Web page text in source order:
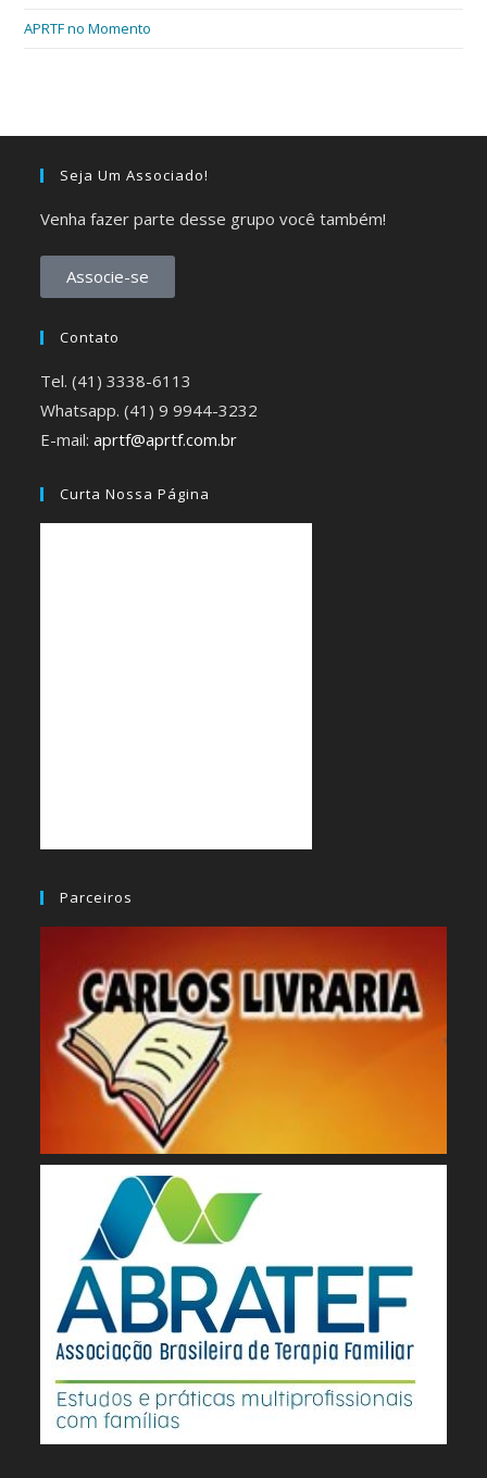
APRTF no Momento
Seja Um Associado!
Venha fazer parte desse grupo você também!
Associe-se
Contato
Tel. (41) 3338-6113
Whatsapp. (41) 9 9944-3232
E-mail:aprtf@aprtf.com.br
Curta Nossa Página
Parceiros